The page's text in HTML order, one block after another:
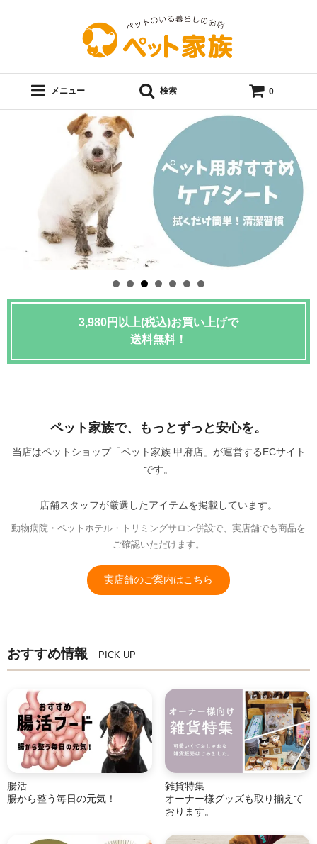
メニュー 検索 0
3,980円以上(税込)お買い上げで
送料無料！
ペット家族で、もっとずっと安心を。
当店はペットショップ「ペット家族 甲府店」が運営するECサイト
です。
店舗スタッフが厳選したアイテムを掲載しています。
動物病院・ペットホテル・トリミングサロン併設で、実店舗でも商品を
ご確認いただけます。
実店舗のご案内はこちら
おすすめ情報 PICK UP
腸活
腸から整う毎日の元気！
雑貨特集
オーナー様グッズも取り揃えて
おります。